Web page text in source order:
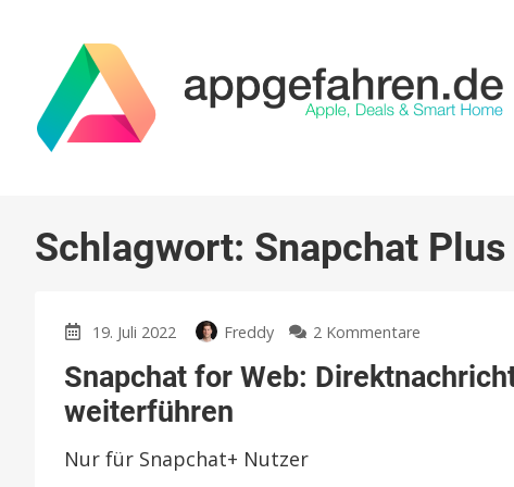
Schlagwort: Snapchat Plus
19. Juli 2022 Freddy 2 Kommentare
for
Snapchat for Web:
weiterführen
Nur für Snapchat+ Nutzer